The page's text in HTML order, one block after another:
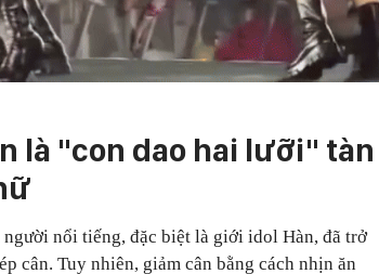
là "con dao hai lưỡi" tàn
nổi tiếng, đặc biệt là giới idol Hàn, đã trở
cân. Tuy nhiên, giảm cân bằng cách nhịn ăn